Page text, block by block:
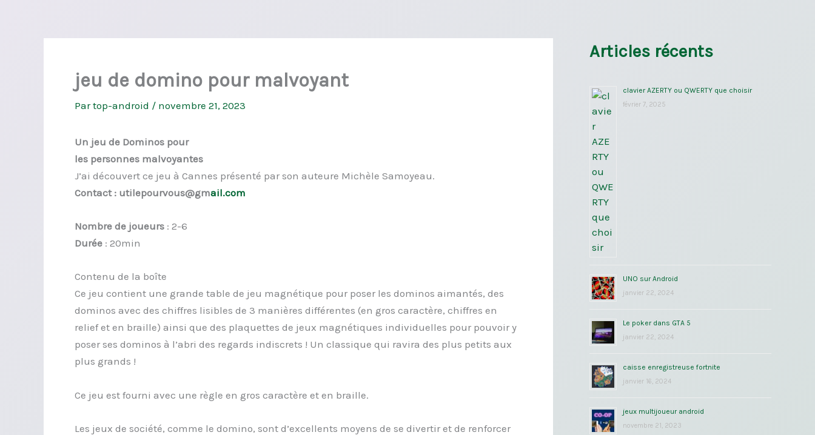
jeu de domino pour malvoyant
Partop-android / novembre 21, 2023
Un jeu de Dominos pour
les personnes malvoyantes
J’ai découvert ce jeu à Cannes présenté par son auteure Michèle Samoyeau.
Contact : utilepourvous@gmail.com
Nombre de joueurs : 2-6
Durée : 20min
Contenu de la boîte
Ce jeu contient une grande table de jeu magnétique pour poser les dominos aimantés, des
dominos avec des chiffres lisibles de 3 manières différentes (en gros caractère, chiffres en
relief et en braille) ainsi que des plaquettes de jeux magnétiques individuelles pour pouvoir y
poser ses dominos à l’abri des regards indiscrets ! Un classique qui ravira des plus petits aux
plus grands !
Ce jeu est fourni avec une règle en gros caractère et en braille.
Les jeux de société, comme le domino, sont d’excellents moyens de se divertir et de renforcer
Articles récents
clavier AZERTY ou QWERTY que choisir
février 7, 2025
UNO sur Android
janvier 22, 2024
Le poker dans GTA 5
janvier 22, 2024
caisse enregistreuse fortnite
janvier 16, 2024
jeux multijoueur android
novembre 21, 2023